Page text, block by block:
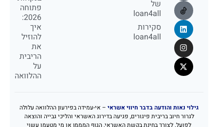
של
loan4all
סקירות
loan4all
פתוחה
2026:
איך
להוזיל
את
הריבית
על
ההלוואה
גילוי נאות והודעה בדבר חיווי אשראי – אי-עמידה בפירעון ההלוואה עלולה
לגרור חיוב בריבית פיגורים, פגיעה בדירוג האשראי והליכי גבייה והוצאה
לפועל. לצורך בחינת בקשת האשראי, הגוף המממן או מי מטעמו עשוי